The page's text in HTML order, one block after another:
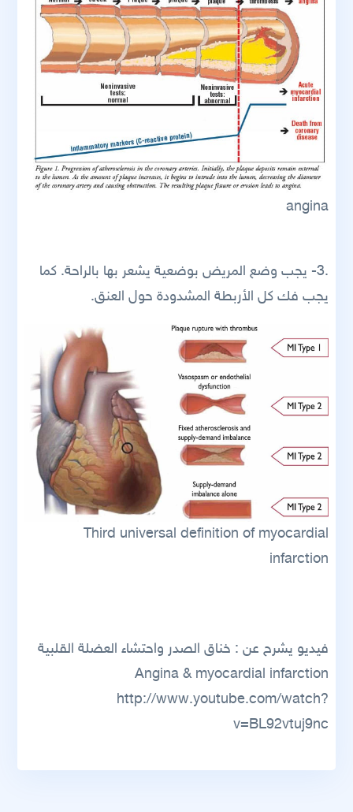
angina
.3- يجب وضع المريض بوضعية يشعر بها بالراحة. كما
يجب فك كل الأربطة المشدودة حول العنق.
Third universal definition of myocardial
infarction
فيديو يشرح عن : خناق الصدر واحتشاء العضلة القلبية
Angina & myocardial infarction
http://www.youtube.com/watch?
v=BL92vtuj9nc